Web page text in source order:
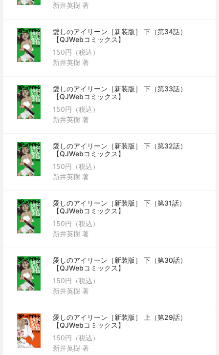
新井英樹 著
愛しのアイリーン［新装版］ 下（第34話）
【QJWebコミックス】
150円（税込）
新井英樹 著
愛しのアイリーン［新装版］ 下（第33話）
【QJWebコミックス】
150円（税込）
新井英樹 著
愛しのアイリーン［新装版］ 下（第32話）
【QJWebコミックス】
150円（税込）
新井英樹 著
愛しのアイリーン［新装版］ 下（第31話）
【QJWebコミックス】
150円（税込）
新井英樹 著
愛しのアイリーン［新装版］ 下（第30話）
【QJWebコミックス】
150円（税込）
新井英樹 著
愛しのアイリーン［新装版］ 上（第29話）
【QJWebコミックス】
150円（税込）
新井英樹 著